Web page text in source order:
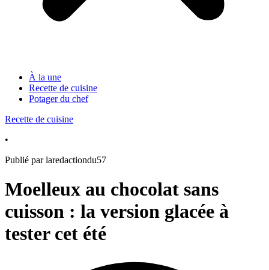
À la une
Recette de cuisine
Potager du chef
Recette de cuisine
•
Publié par laredactiondu57
Moelleux au chocolat sans
cuisson : la version glacée à
tester cet été